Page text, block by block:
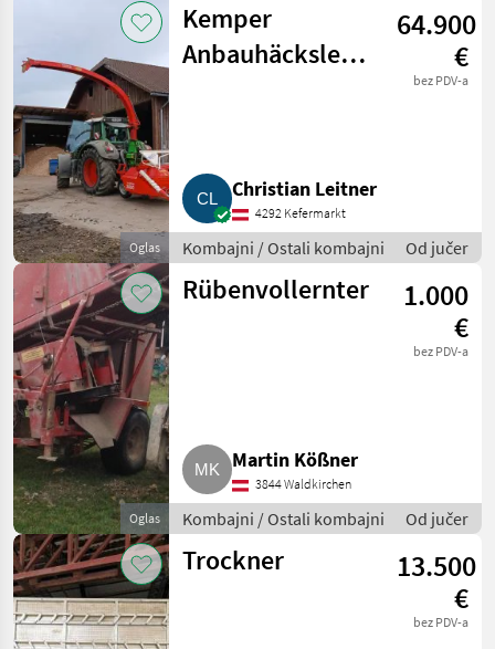
Oglas
Kemper
Anbauhäcksler
64.900
€
bez PDV-a
Christian Leitner
4292 Kefermarkt
Kombajni / Ostali kombajni Od jučer
Oglas
Rübenvollernter
1.000
€
bez PDV-a
Martin Kößner
3844 Waldkirchen
Kombajni / Ostali kombajni Od jučer
Trockner
13.500
€
bez PDV-a